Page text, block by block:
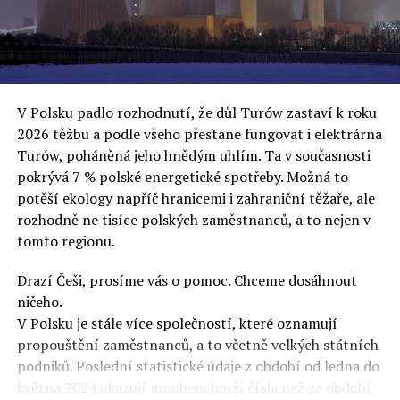
oslovuje své voliče, bublinu šílenců, kteří mu všechno
uvěří a nebudou se ptát na podrobnosti,“ řekl Rafał
Ziemkiewicz, redaktor týdeníku Do Rzeczy a ironicky
dodal: „Když se nynějšímu vedení státního hřebčince
podařilo prodat na aukci 10 plemenných koní za 600
000 euro, bylo to provládními médii oslavované jako
velký úspěch. Za vlády PiS se 14 koní prodalo za 2,5
milionu euro, což bylo stejnou mediální partou
komentováno jako konec polského chovu koní. Ve vidění
kontrolorů činnosti PiS ale určitě šlo při prodeji koní o
praní peněz či jinou nelegální činnost.“
Tuskova čísla jsou ale ujetá i jinde, pokračoval
Ziemkiewicz. „Ve vládní aféře PiS kolem vydávání víz
Tusk tvrdil, že za vlády dnešní opozice se nelegálně
prodalo 600 000 víz do Polska. Byla na to dokonce
vytvořena parlamentní vyšetřovací komise, která přišla
ale pouze na to, že 220 víz do Polska bylo
prostřednictvím úplatků uspíšeno, tedy že víza byla
V Polsku padlo rozhodnutí, že důl Turów zastaví k roku
2026 těžbu a podle všeho přestane fungovat i elektrárna
Turów, poháněná jeho hnědým uhlím. Ta v současnosti
pokrývá 7 % polské energetické spotřeby. Možná to
potěší ekology napříč hranicemi i zahraniční těžaře, ale
rozhodně ne tisíce polských zaměstnanců, a to nejen v
tomto regionu.
Drazí Češi, prosíme vás o pomoc. Chceme dosáhnout
ničeho.
V Polsku je stále více společností, které oznamují
propouštění zaměstnanců, a to včetně velkých státních
podniků. Poslední statistické údaje z období od ledna do
května 2024 ukazují mnohem horší čísla než za období